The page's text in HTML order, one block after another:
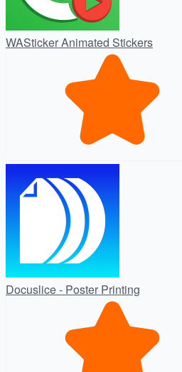
WASticker Animated Stickers
Docuslice - Poster Printing